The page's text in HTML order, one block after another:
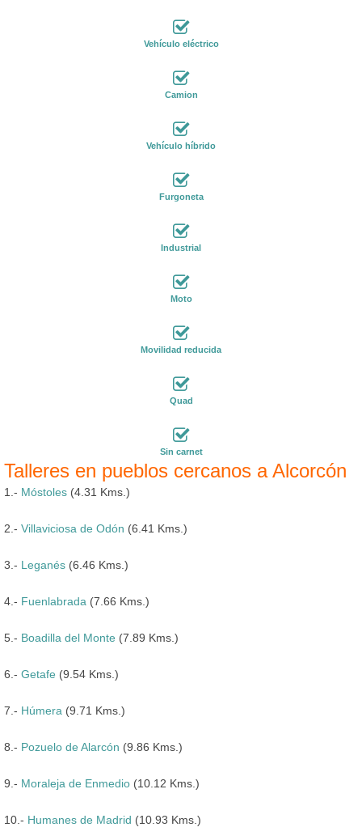
Vehículo eléctrico
Camion
Vehículo híbrido
Furgoneta
Industrial
Moto
Movilidad reducida
Quad
Sin carnet
Talleres en pueblos cercanos a Alcorcón
1.- Móstoles (4.31 Kms.)
2.- Villaviciosa de Odón (6.41 Kms.)
3.- Leganés (6.46 Kms.)
4.- Fuenlabrada (7.66 Kms.)
5.- Boadilla del Monte (7.89 Kms.)
6.- Getafe (9.54 Kms.)
7.- Húmera (9.71 Kms.)
8.- Pozuelo de Alarcón (9.86 Kms.)
9.- Moraleja de Enmedio (10.12 Kms.)
10.- Humanes de Madrid (10.93 Kms.)